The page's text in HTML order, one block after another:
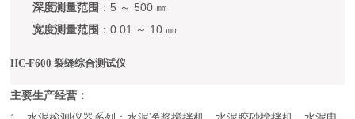
深度测量范围 ：5 ～ 500 ㎜
宽度测量范围 ：0.01 ～ 10 ㎜
HC-F600 裂缝综合测试仪
主要生产经营：